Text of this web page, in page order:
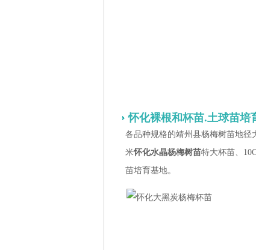
怀化裸根和杯苗.土球苗培
各品种规格的靖州县杨梅树苗地径
米怀化水晶杨梅树苗特大杯苗、
苗培育基地。